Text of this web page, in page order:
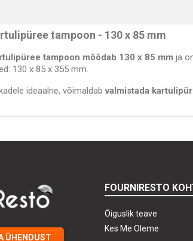
tampoon - 130 x 85 mm
tampoon mõõdab 130 x 85 mm ja
130 x 85 x 355 mm.
ideaalne, võimaldabvalmistada
ÜHENDUST
FOURNIRESTO
Õiguslik teave
Kes Me Oleme